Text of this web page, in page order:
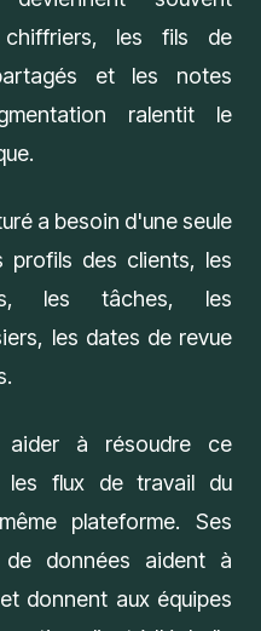
les fils de
et les notes
ralentit le
a besoin d'une seule
profils des clients, les
les tâches, les
les dates de revue
à résoudre ce
les flux de travail du
plateforme. Ses
données aident à
donnent aux équipes